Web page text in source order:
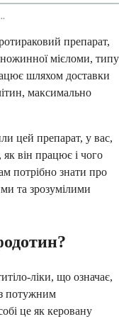
Belantamab Mafodotin Blmf Intravenous Route
препарат,
мієломи, типу
шляхом доставки
максимально
цей препарат, у вас,
він працює і чого
потрібно знати про
та зрозумілими
ліки, що означає,
з потужним
це як керовану